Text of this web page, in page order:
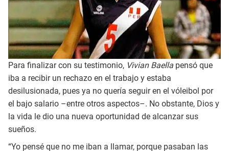
Para finalizar con su testimonio, Vivian Baella pensó que
iba a recibir un rechazo en el trabajo y estaba
desilusionada, pues ya no quería seguir en el vóleibol por
el bajo salario –entre otros aspectos–. No obstante, Dios y
la vida le dio una nueva oportunidad de alcanzar sus
sueños.
“Yo pensé que no me iban a llamar, porque pasaban las